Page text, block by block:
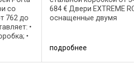
со
762 до
•
•
ручка с
684 € Двери EXTREME RC
оснащенные двумя
противовзломными
имеют: • класс против
RC 2; • класс ...
подробнее